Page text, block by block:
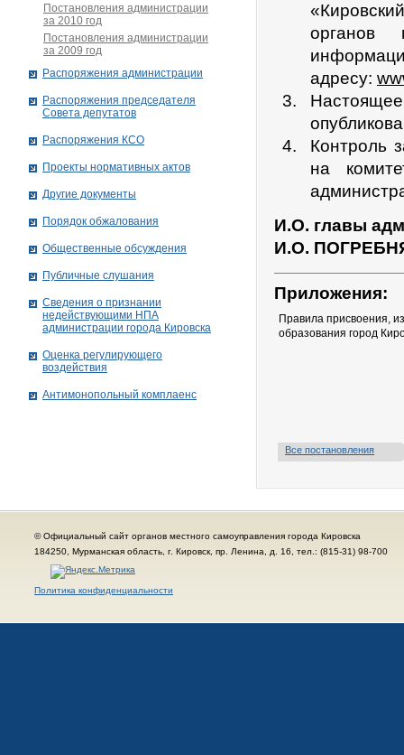
органов
адресу:
Контроль
на
И.О. главы
И.О.
Приложения:
Правила присвоения,
образования город
Все постановления
Постановления администрации
за 2010 год
Постановления администрации
за 2009 год
Распоряжения администрации
Распоряжения председателя
Совета депутатов
Распоряжения КСО
Проекты нормативных актов
Другие документы
Порядок обжалования
Общественные обсуждения
Публичные слушания
Сведения о признании
недействующими НПА
администрации города Кировскa
Оценка регулирующего
воздействия
Антимонопольный комплаенс
© Официальный сайт органов местного самоуправления города Кировска
184250, Мурманская область, г. Кировск, пр. Ленина, д. 16, тел.: (815-31) 98-700
Политика конфиденциальности